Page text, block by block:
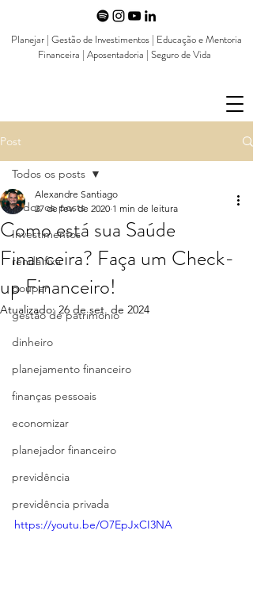
Planejar | Gestão de Investimentos | Educação e Mentoria
Financeira | Aposentadoria | Seguro de Vida
Post
Todos os posts
Investimentos
renda fixa
poupar
gestão de patrimônio
dinheiro
planejamento financeiro
finanças pessoais
economizar
planejador financeiro
previdência
previdência privada
Todos os posts
Como está sua Saúde
Financeira? Faça um Check-
up Financeiro!
Alexandre Santiago
27 de fev. de 2020 1 min de leitura
Atualizado: 26 de set. de 2024
https://youtu.be/O7EpJxCI3NA